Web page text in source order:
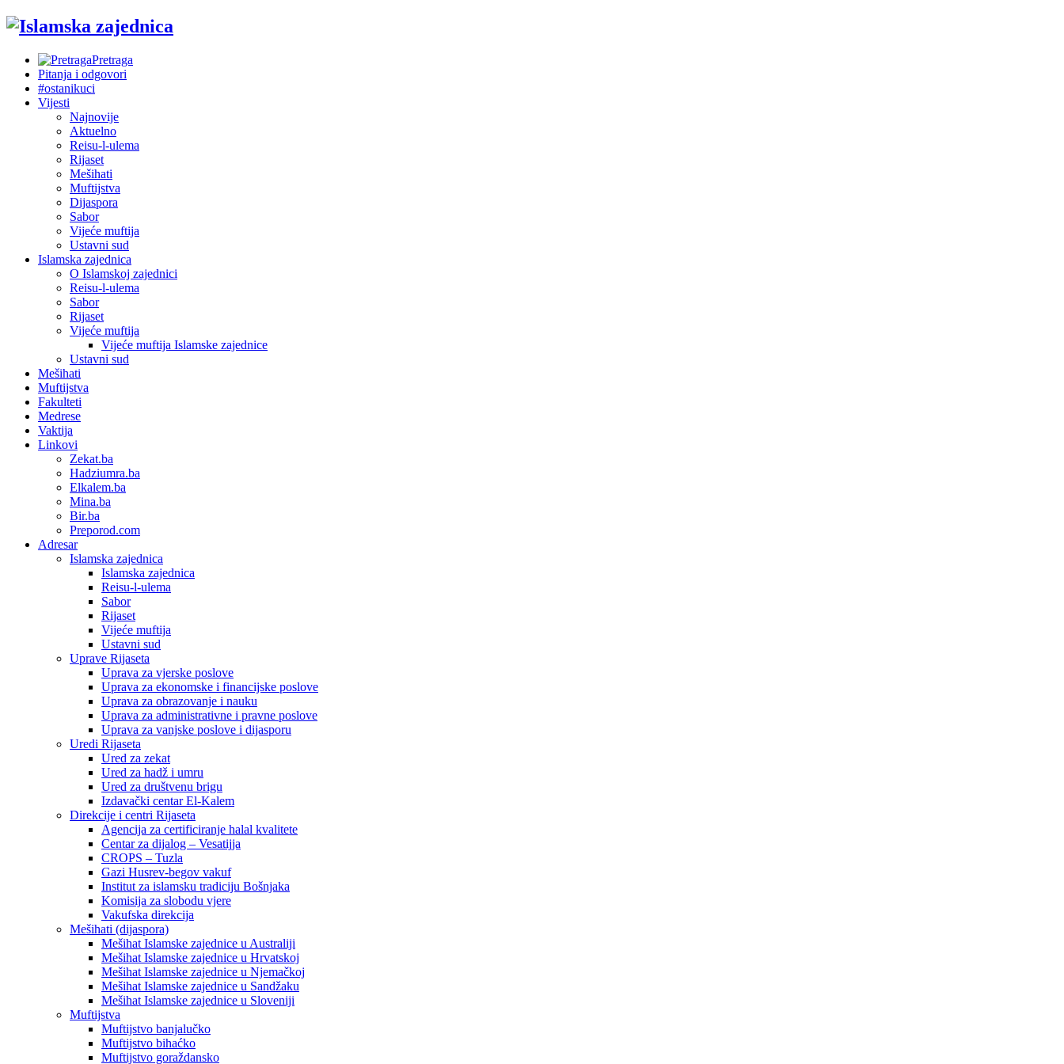
Pretraga
Pitanja i odgovori
#ostanikuci
Vijesti
Najnovije
Aktuelno
Reisu-l-ulema
Rijaset
Mešihati
Muftijstva
Dijaspora
Sabor
Vijeće muftija
Ustavni sud
Islamska zajednica
O Islamskoj zajednici
Reisu-l-ulema
Sabor
Rijaset
Vijeće muftija
Vijeće muftija Islamske zajednice
Ustavni sud
Mešihati
Muftijstva
Fakulteti
Medrese
Vaktija
Linkovi
Zekat.ba
Hadziumra.ba
Elkalem.ba
Mina.ba
Bir.ba
Preporod.com
Adresar
Islamska zajednica
Islamska zajednica
Reisu-l-ulema
Sabor
Rijaset
Vijeće muftija
Ustavni sud
Uprave Rijaseta
Uprava za vjerske poslove
Uprava za ekonomske i financijske poslove
Uprava za obrazovanje i nauku
Uprava za administrativne i pravne poslove
Uprava za vanjske poslove i dijasporu
Uredi Rijaseta
Ured za zekat
Ured za hadž i umru
Ured za društvenu brigu
Izdavački centar El-Kalem
Direkcije i centri Rijaseta
Agencija za certificiranje halal kvalitete
Centar za dijalog – Vesatijja
CROPS – Tuzla
Gazi Husrev-begov vakuf
Institut za islamsku tradiciju Bošnjaka
Komisija za slobodu vjere
Vakufska direkcija
Mešihati (dijaspora)
Mešihat Islamske zajednice u Australiji
Mešihat Islamske zajednice u Hrvatskoj
Mešihat Islamske zajednice u Njemačkoj
Mešihat Islamske zajednice u Sandžaku
Mešihat Islamske zajednice u Sloveniji
Muftijstva
Muftijstvo banjalučko
Muftijstvo bihaćko
Muftijstvo goraždansko